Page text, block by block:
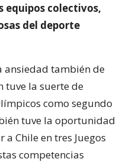
equipos colectivos,
del deporte
ansiedad también de
tuve la suerte de
como segundo
tuve la oportunidad
Chile en tres Juegos
competencias